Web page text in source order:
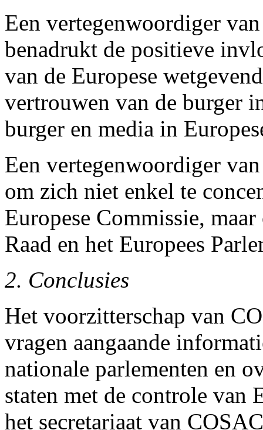
Een vertegenwoordiger
benadrukt de positieve
van de Europese
vertrouwen van de burger
burger en media in
Een vertegenwoordiger
om zich niet enkel te
Europese Commissie,
Raad en het Europees
2. Conclusies
Het voorzitterschap van
vragen aangaande
nationale parlementen en
staten met de controle van
het secretariaat van